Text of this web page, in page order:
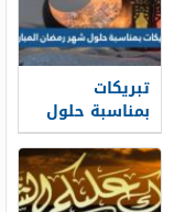
تبريكات
بمناسبة حلول
شهر رمضان
المبارك 2026